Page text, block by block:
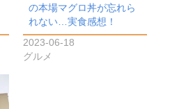
の本場マグロ丼が忘れら
れない…実食感想！
2023-06-18
グルメ